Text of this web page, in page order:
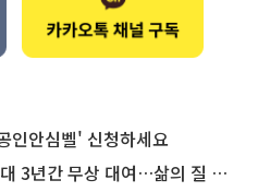
인안심벨' 신청하세요
간 무상 대여…삶의 질 높인다